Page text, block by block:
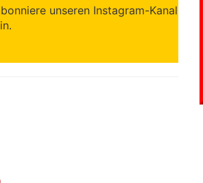
unseren Instagram-Kanal